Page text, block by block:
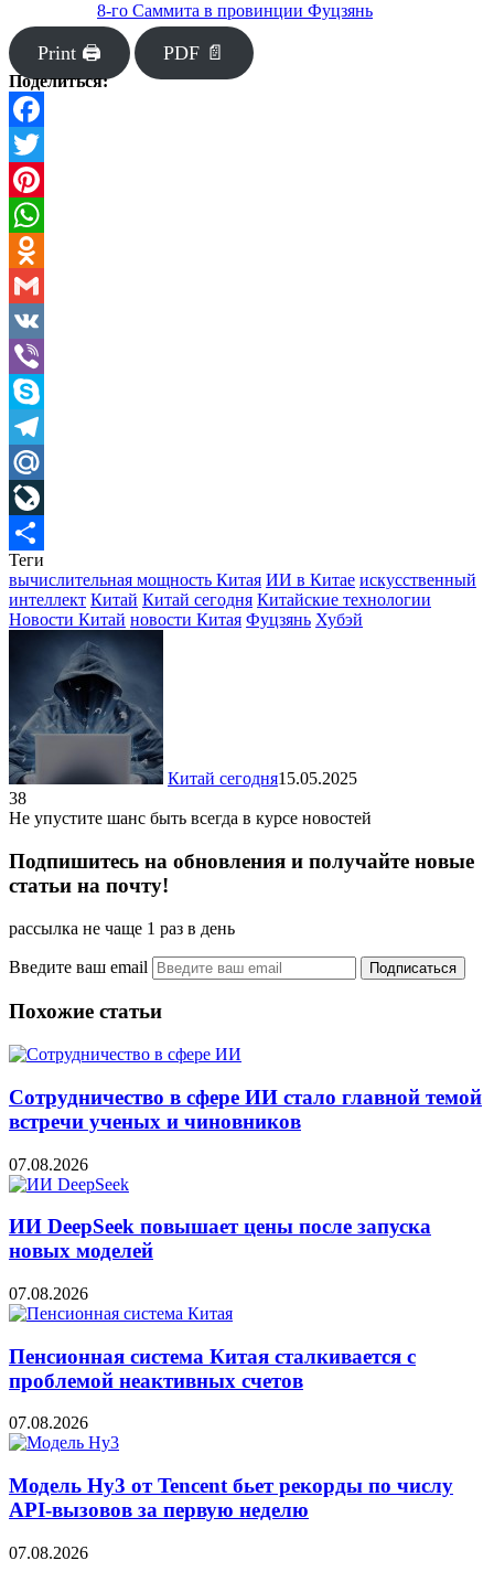
8-го Саммита в провинции Фуцзянь
Print 🖨 PDF 📄
Поделиться:
Facebook
Twitter
Pinterest
WhatsApp
Odnoklassniki
Gmail
VK
Viber
Skype
Telegram
Mail.Ru
LiveJournal
Отправить
Теги
вычислительная мощность Китая ИИ в Китае искусственный
интеллект Китай Китай сегодня Китайские технологии
Новости Китай новости Китая Фуцзянь Хубэй
Китай сегодня15.05.2025
38
Не упустите шанс быть всегда в курсе новостей
Подпишитесь на обновления и получайте новые
статьи на почту!
рассылка не чаще 1 раз в день
Введите ваш email
Похожие статьи
Сотрудничество в сфере ИИ стало главной темой
встречи ученых и чиновников
07.08.2026
ИИ DeepSeek повышает цены после запуска
новых моделей
07.08.2026
Пенсионная система Китая сталкивается с
проблемой неактивных счетов
07.08.2026
Модель Hy3 от Tencent бьет рекорды по числу
API-вызовов за первую неделю
07.08.2026